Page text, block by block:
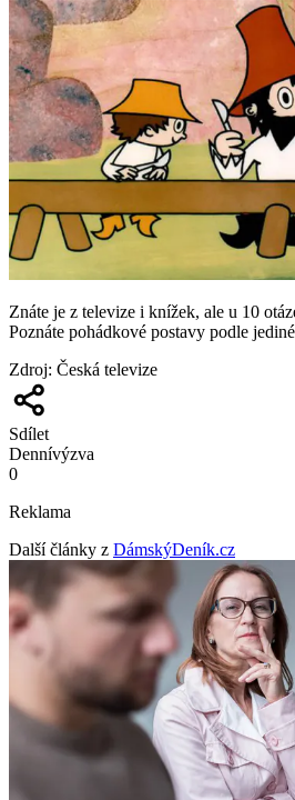
Znáte je z televize i knížek, ale u 10
Poznáte pohádkové postavy podle
Zdroj: Česká televize
Sdílet
Dennívýzva
0
Reklama
Další články z DámskýDeník.cz